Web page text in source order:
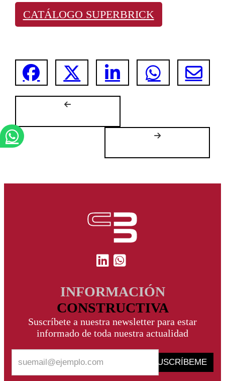
CATÁLOGO SUPERBRICK
INFORMACIÓN
CONSTRUCTIVA
Suscríbete a nuestra newsletter para estar
informado de toda nuestra actualidad
SUSCRÍBEME